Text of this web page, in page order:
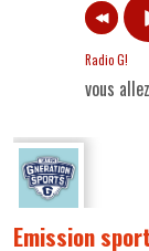
Radio G!
vous
Emission